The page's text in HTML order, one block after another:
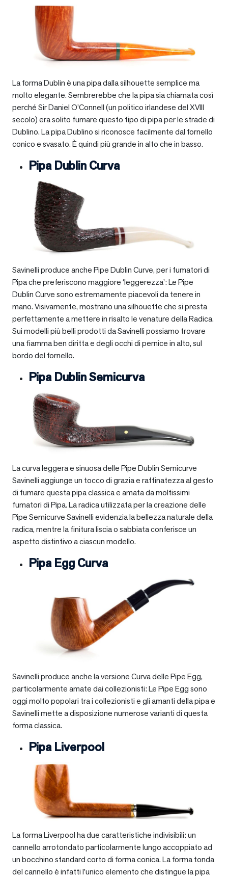
La forma Dublin è una pipa dalla silhouette semplice ma
molto elegante. Sembrerebbe che la pipa sia chiamata così
perché Sir Daniel O’Connell (un politico irlandese del XVIII
secolo) era solito fumare questo tipo di pipa per le strade di
Dublino. La pipa Dublino si riconosce facilmente dal fornello
conico e svasato. È quindi più grande in alto che in basso.
Pipa Dublin Curva
Savinelli produce anche Pipe Dublin Curve, per i fumatori di
Pipa che preferiscono maggiore ‘leggerezza’: Le Pipe
Dublin Curve sono estremamente piacevoli da tenere in
mano. Visivamente, mostrano una silhouette che si presta
perfettamente a mettere in risalto le venature della Radica.
Sui modelli più belli prodotti da Savinelli possiamo trovare
una fiamma ben diritta e degli occhi di pernice in alto, sul
bordo del fornello.
Pipa Dublin Semicurva
La curva leggera e sinuosa delle Pipe Dublin Semicurve
Savinelli aggiunge un tocco di grazia e raffinatezza al gesto
di fumare questa pipa classica e amata da moltissimi
fumatori di Pipa. La radica utilizzata per la creazione delle
Pipe Semicurve Savinelli evidenzia la bellezza naturale della
radica, mentre la finitura liscia o sabbiata conferisce un
aspetto distintivo a ciascun modello.
Pipa Egg Curva
Savinelli produce anche la versione Curva delle Pipe Egg,
particolarmente amate dai collezionisti: Le Pipe Egg sono
oggi molto popolari tra i collezionisti e gli amanti della pipa e
Savinelli mette a disposizione numerose varianti di questa
forma classica.
Pipa Liverpool
La forma Liverpool ha due caratteristiche indivisibili: un
cannello arrotondato particolarmente lungo accoppiato ad
un bocchino standard corto di forma conica. La forma tonda
del cannello è infatti l’unico elemento che distingue la pipa